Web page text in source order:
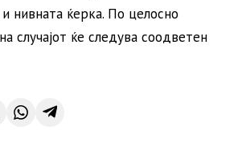
нивната ќерка. По целосно
случајот ќе следува соодветен